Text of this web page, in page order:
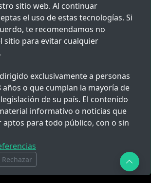
PNP
sitio web. Al continuar
el uso de estas tecnologías. Si
te recomendamos no
sitio para evitar cualquier
exclusivamente a personas
años o que cumplan la mayoría de
de su país. El contenido
informativo o noticias que
aptos para todo público, con o sin
Rechazar